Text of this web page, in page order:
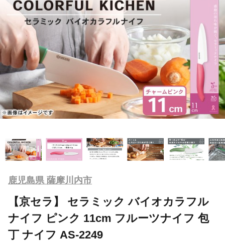
鹿児島県 薩摩川内市
【京セラ】 セラミック バイオカラフル
ナイフ ピンク 11cm フルーツナイフ 包
丁 ナイフ AS-2249